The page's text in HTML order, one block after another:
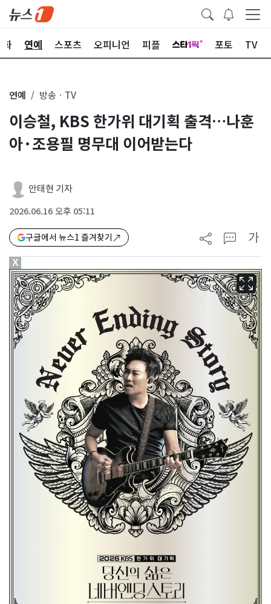
화 연예 스포츠 오피니언 피플 포토 TV
연예 방송ㆍTV
이승철, KBS 한가위 대기획 출격…나훈
아·조용필 명무대 이어받는다
안태현 기자
2026.06.16 오후 05:11
구글에서 뉴스1 즐겨찾기 가
X